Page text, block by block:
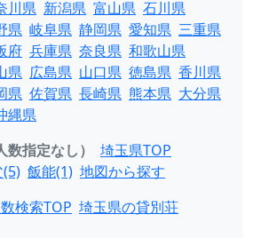
川県 新潟県 富山県 石川県
県 岐阜県 静岡県 愛知県 三重県
府 兵庫県 奈良県 和歌山県
県 広島県 山口県 徳島県 香川県
県 佐賀県 長崎県 熊本県 大分県
縄県
指定なし）
埼玉県TOP
飯能(1) 地図から探す
検索TOP 埼玉県の貸別荘